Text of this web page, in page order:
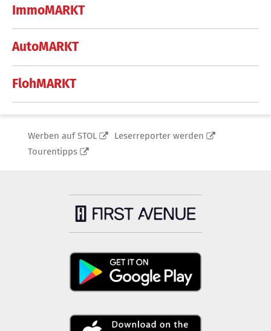
ImmoMARKT
AutoMARKT
FlohMARKT
Werben auf STOL
Leserreporter werden
Tourentipps